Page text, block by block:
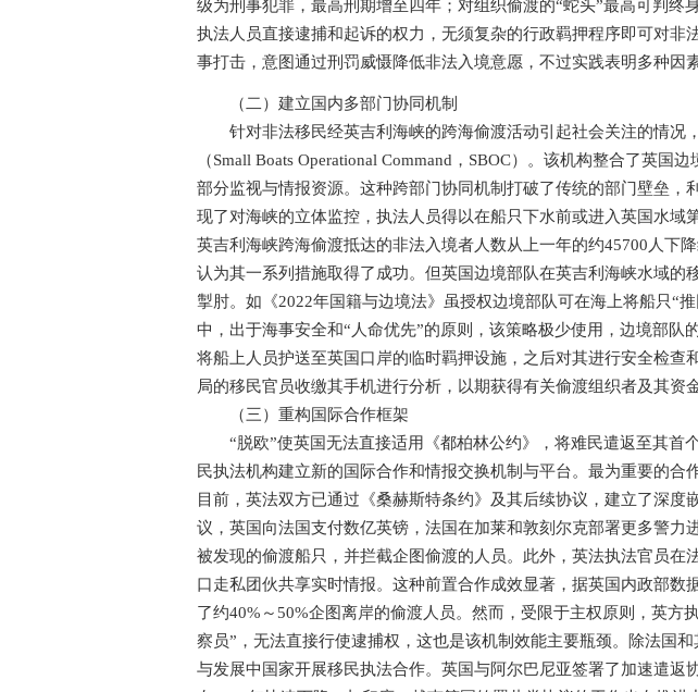
级为刑事犯罪，最高刑期增至四年；对组织偷渡的“蛇头”最高可判终
执法人员直接逮捕和起诉的权力，无须复杂的行政羁押程序即可对非
事打击，意图通过刑罚威慑降低非法入境意愿，不过实践表明多种因
（二）建立国内多部门协同机制
针对非法移民经英吉利海峡的跨海偷渡活动引起社会关注的情况
（Small Boats Operational Command，SBOC）。该机构整合了英国
部分监视与情报资源。这种跨部门协同机制打破了传统的部门壁垒，
现了对海峡的立体监控，执法人员得以在船只下水前或进入英国水域
英吉利海峡跨海偷渡抵达的非法入境者人数从上一年的约45700人下
认为其一系列措施取得了成功。但英国边境部队在英吉利海峡水域的
掣肘。如《2022年国籍与边境法》虽授权边境部队可在海上将船只“
中，出于海事安全和“人命优先”的原则，该策略极少使用，边境部队
将船上人员护送至英国口岸的临时羁押设施，之后对其进行安全检查
局的移民官员收缴其手机进行分析，以期获得有关偷渡组织者及其资
（三）重构国际合作框架
“脱欧”使英国无法直接适用《都柏林公约》，将难民遣返至其首
民执法机构建立新的国际合作和情报交换机制与平台。最为重要的合
目前，英法双方已通过《桑赫斯特条约》及其后续协议，建立了深度
议，英国向法国支付数亿英镑，法国在加莱和敦刻尔克部署更多警力
被发现的偷渡船只，并拦截企图偷渡的人员。此外，英法执法官员在
口走私团伙共享实时情报。这种前置合作成效显著，据英国内政部数
了约40%～50%企图离岸的偷渡人员。然而，受限于主权原则，英方
察员”，无法直接行使逮捕权，这也是该机制效能主要瓶颈。除法国
与发展中国家开展移民执法合作。英国与阿尔巴尼亚签署了加速遣返